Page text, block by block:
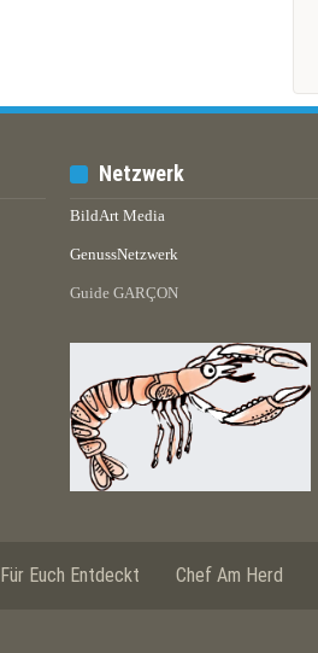
Netzwerk
BildArt Media
GenussNetzwerk
Guide GARÇON
Für Euch Entdeckt Chef Am Herd